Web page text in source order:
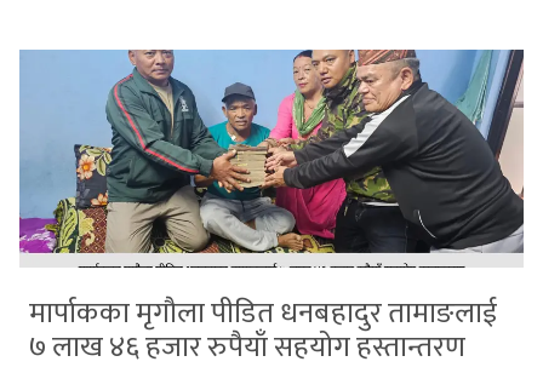
मार्पाकका मृगौला पीडित धनबहादुर तामाङलाई
७ लाख ४६ हजार रुपैयाँ सहयोग हस्तान्तरण